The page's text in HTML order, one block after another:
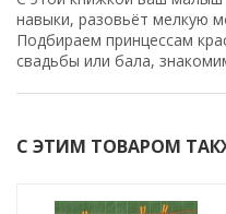
навыки, разовьёт мелкую
Подбираем принцессам
свадьбы или бала,
С ЭТИМ ТОВАРОМ